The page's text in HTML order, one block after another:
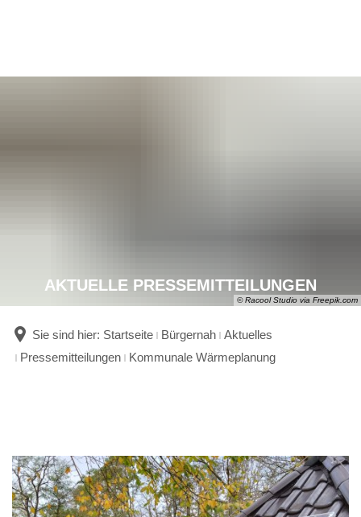
© Racool Studio via Freepik.com
AKTUELLE PRESSEMITTEILUNGEN
Sie sind hier: Startseite Bürgernah Aktuelles
Pressemitteilungen
Kommunale Wärmeplanung